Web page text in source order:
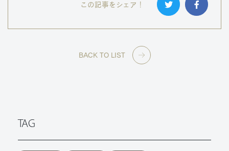
この記事をシェア！
BACK TO LIST
TAG